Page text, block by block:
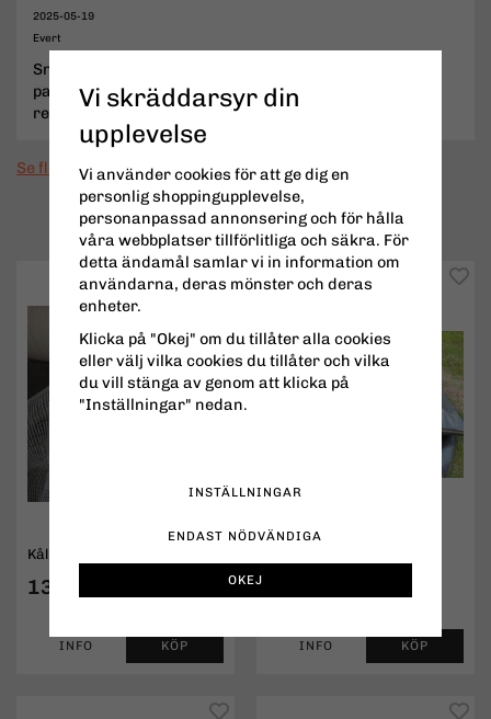
2025-05-19
Evert
Snabb leverans, känns som bra kvalitet och speglarna
passade perfekt på min gamla husbil. Jag
rekommenderar Ryberg 5 alla dar i veckan.
Se fler recensioner...
POPULÄRT JUST NU
Kålnät / Bärnät
136 kr
INFO KÖP INFO KÖP
Vi skräddarsyr din
upplevelse
Vi använder cookies för att ge dig en
personlig shoppingupplevelse,
personanpassad annonsering och för hålla
våra webbplatser tillförlitliga och säkra. För
detta ändamål samlar vi in information om
användarna, deras mönster och deras
enheter.
Klicka på "Okej" om du tillåter alla cookies
eller välj vilka cookies du tillåter och vilka
du vill stänga av genom att klicka på
"Inställningar" nedan.
INSTÄLLNINGAR
ENDAST NÖDVÄNDIGA
OKEJ